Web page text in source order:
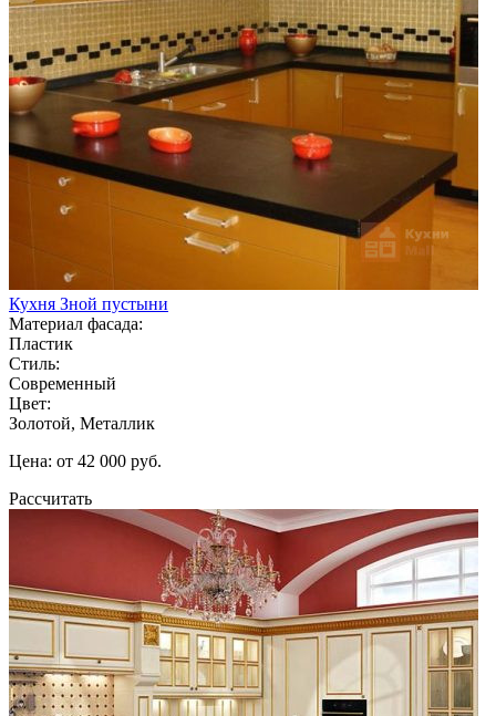
Кухня Зной пустыни
Материал фасада:
Пластик
Стиль:
Современный
Цвет:
Золотой, Металлик
Цена: от 42 000 руб.
Рассчитать